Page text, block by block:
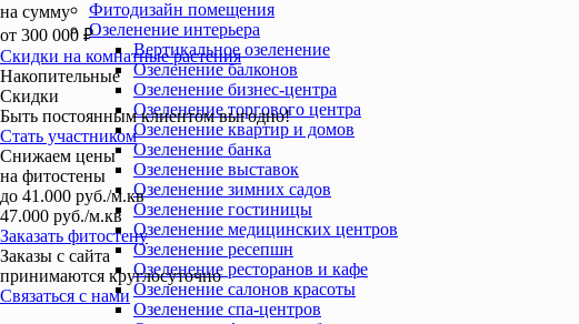
Фитодизайн помещения
Озеленение интерьера
Вертикальное озеленение
Озеленение балконов
Озеленение бизнес-центра
Озеленение торгового центра
Озеленение квартир и домов
Озеленение банка
Озеленение выставок
Озеленение зимних садов
Озеленение гостиницы
Озеленение медицинских центров
Озеленение ресепшн
Озеленение ресторанов и кафе
Озеленение салонов красоты
Озеленение спа-центров
на сумму
от 300 000 ₽
Скидки на комнатные растения
Накопительные
Скидки
Быть постоянным клиентом выгодно!
Стать участником
Снижаем цены
на фитостены
до 41.000 руб./м.кв
47.000 руб./м.кв
Заказать фитостену
Заказы с сайта
принимаются круглосуточно
Связаться с нами